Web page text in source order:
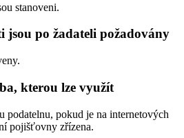
stanoveni.
jsou po žadateli požadovány
kterou lze využít
podatelnu, pokud je na internetových
pojišťovny zřízena.